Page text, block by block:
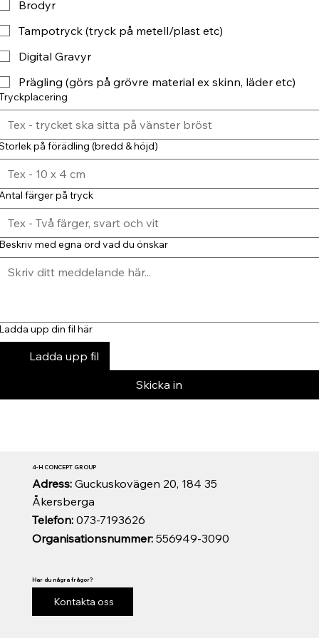
Brodyr
Tampotryck (tryck på metell/plast etc)
Digital Gravyr
Prägling (görs på grövre material ex skinn, läder etc)
på förädling (bredd & höjd)
färger på tryck
med egna ord vad du önskar
upp din fil här
Ladda upp fil
Skicka in
Organisationsnummer:556949-3090
Telefon:073-7193626
Adress: Guckuskovägen 20, 184 35
Åkersberga
4-H CONCEPT GROUP
Har du några frågor?
Kontakta oss